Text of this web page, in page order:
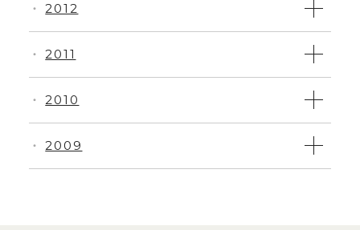
・ 2009
・ 2010
・ 2011
・ 2012